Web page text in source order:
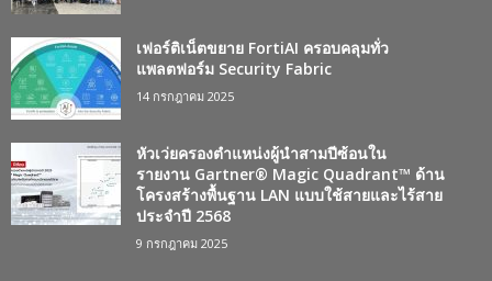
เฟอร์ติเน็ตขยาย FortiAI ครอบคลุมทั่ว
แพลตฟอร์ม Security Fabric
14 กรกฎาคม 2025
หัวเว่ยครองตำแหน่งผู้นำสามปีซ้อนใน
รายงาน Gartner® Magic Quadrant™ ด้าน
โครงสร้างพื้นฐาน LAN แบบใช้สายและไร้สาย
ประจำปี 2568
9 กรกฎาคม 2025